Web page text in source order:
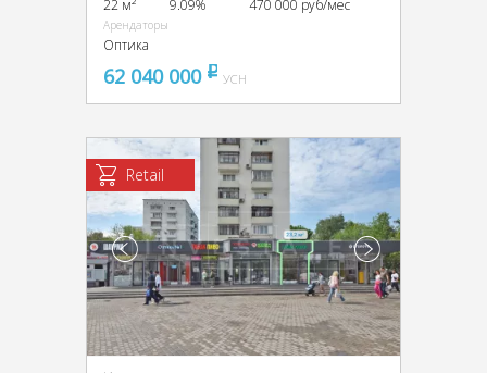
22 м² 9.09% 470 000 руб/мес
Арендаторы
Оптика
62 040 000 pуб
УСН
Retail